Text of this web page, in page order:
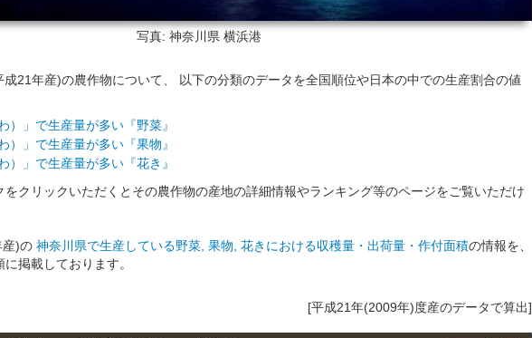
写真: 神奈川県 横浜港
21年産)の農作物について、 以下の分類のデータを全国順位や日本の中での生産割合の値
）」で生産量が多い『野菜』
）」で生産量が多い『果物』
）」で生産量が多い『花き』
をクリックいただくとその農作物の産地の詳細情報やランキング等のページをご覧いただけ
産)の 神奈川県で生産している野菜, 果物, 花きにおける収穫量・出荷量・作付面積の情報を、
掲載しております。
[平成21年(2009年)度産のデータで算出]